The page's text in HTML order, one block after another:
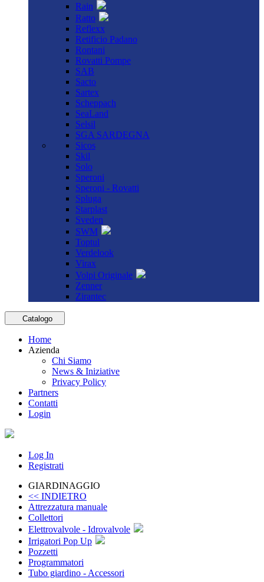
Rain
Ratto
Reflexx
Retificio Padano
Rontani
Rovatti Pompe
SAB
Sacto
Sartex
Scheppach
SeaLand
Selsil
SGA SARDEGNA
Sicos
Skil
Solo
Speroni
Speroni - Rovatti
Spluga
Starplast
Sveden
SWM
Toptul
Verdelook
Virax
Volpi Originale
Zenner
Zirantec
Catalogo
Home
Azienda
Chi Siamo
News & Iniziative
Privacy Policy
Partners
Contatti
Login
Log In
Registrati
GIARDINAGGIO
<< INDIETRO
Attrezzatura manuale
Collettori
Elettrovalvole - Idrovalvole
Irrigatori Pop Up
Pozzetti
Programmatori
Tubo giardino - Accessori